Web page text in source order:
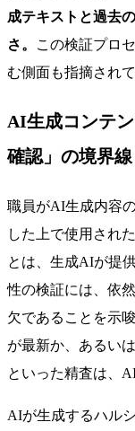
成テキストと過去
さ。
この検証プロ
む側面も指摘されて
AI生成コンテ
確認」の境界線
職員がAI生成内容
した上で使用され
とは、生成AIが提
性の検証には、依
欠であることを示
が最新か、あるい
といった精査は、
AIが生成するハル